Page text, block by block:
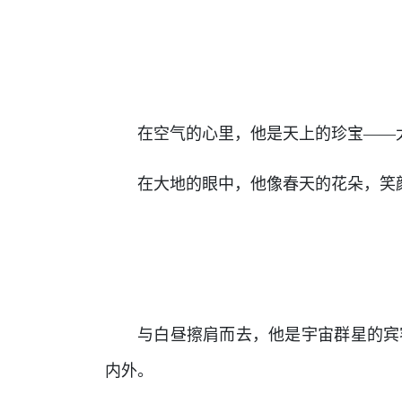
在空气的心里，他是天上的珍宝——
在大地的眼中，他像春天的花朵，
与白昼擦肩而去，他是宇宙群星的
内外。